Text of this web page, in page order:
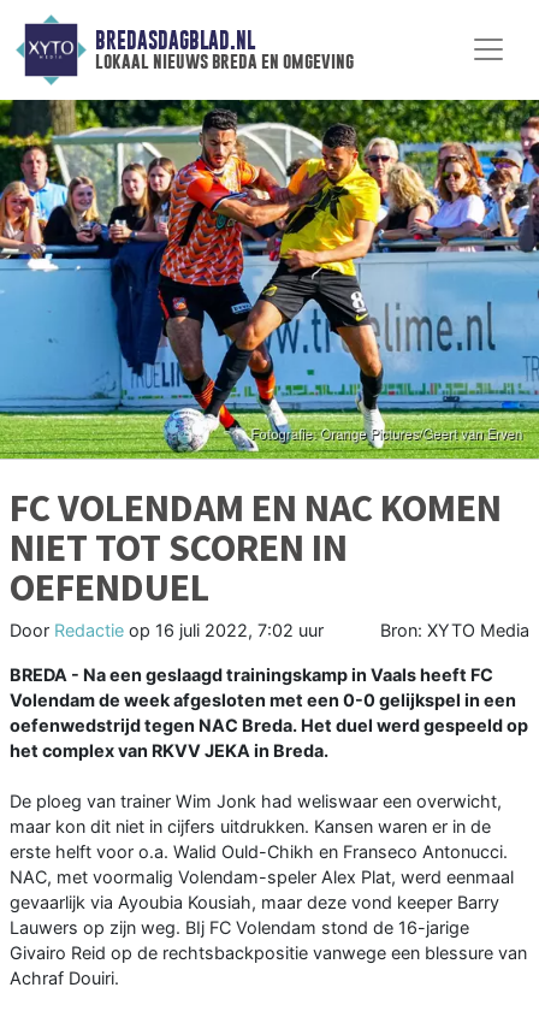
BREDASDAGBLAD.NL
lokaal nieuws breda en omgeving
FC VOLENDAM EN NAC KOMEN
NIET TOT SCOREN IN
OEFENDUEL
Door Redactie op 16 juli 2022, 7:02 uur Bron: XYTO Media
BREDA - Na een geslaagd trainingskamp in Vaals heeft FC
Volendam de week afgesloten met een 0-0 gelijkspel in een
oefenwedstrijd tegen NAC Breda. Het duel werd gespeeld op
het complex van RKVV JEKA in Breda.
De ploeg van trainer Wim Jonk had weliswaar een overwicht,
maar kon dit niet in cijfers uitdrukken. Kansen waren er in de
erste helft voor o.a. Walid Ould-Chikh en Franseco Antonucci.
NAC, met voormalig Volendam-speler Alex Plat, werd eenmaal
gevaarlijk via Ayoubia Kousiah, maar deze vond keeper Barry
Lauwers op zijn weg. BIj FC Volendam stond de 16-jarige
Givairo Reid op de rechtsbackpositie vanwege een blessure van
Achraf Douiri.